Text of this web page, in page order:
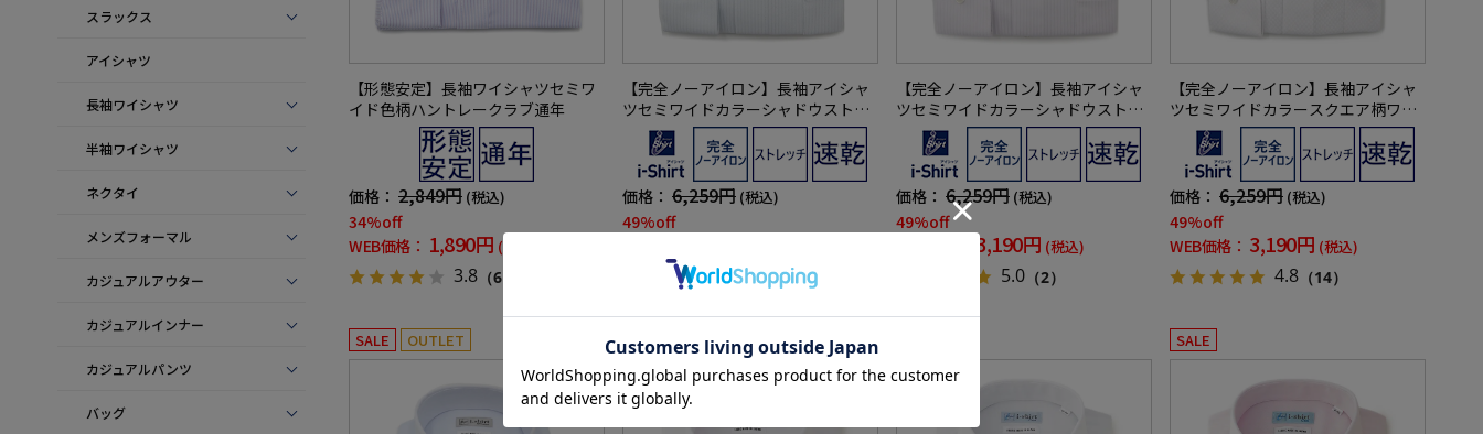
スラックス
アイシャツ
長袖ワイシャツ
半袖ワイシャツ
ネクタイ
メンズフォーマル
カジュアルアウター
カジュアルインナー
カジュアルパンツ
バッグ
【形態安定】長袖ワイシャツセミワ
イド色柄ハントレークラブ通年
価格： 2,849円 (税込)
34%off
WEB価格： 1,890円 (税込)
3.8 （6）
【完全ノーアイロン】長袖アイシャ
ツセミワイドカラーシャドウストラ
イプ柄ワイシャツi-shirt通年
価格： 6,259円 (税込)
49%off
5.0（2）
【完全ノーアイロン】長袖アイシャ
ツセミワイドカラーシャドウストラ
イプ柄ワイシャツi-shirt通年
価格： 6,259円 (税込)
49%off
3,190円 (税込)
5.0 （2）
【完全ノーアイロン】長袖アイシャ
ツセミワイドカラースクエア柄ワイ
シャツi-shirt通年
価格： 6,259円 (税込)
49%off
WEB価格： 3,190円 (税込)
4.8 （14）
SALE OUTLET SALE SALE